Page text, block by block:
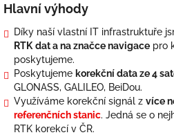
Hlavní výhody
Díky naší vlastní IT infrastruktuře
RTK dat a na značce navigace pro
poskytujeme.
Poskytujeme korekční data ze 4
GLONASS, GALILEO, BeiDou.
Využíváme korekční signál z více
referenčních stanic. Jedná se o
RTK korekcí v ČR.